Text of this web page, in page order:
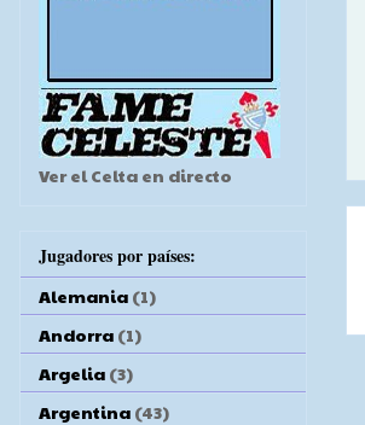
Ver el Celta en directo
Jugadores por países:
Alemania (1)
Andorra (1)
Argelia (3)
Argentina (43)